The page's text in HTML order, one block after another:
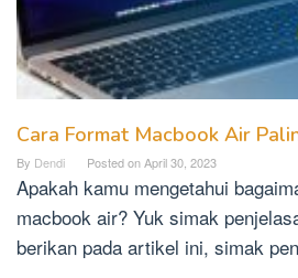
Cara Format Macbook Air
By Dendi Posted onApril 30, 2023
Apakah kamu mengetahui
macbook air? Yuk simak
berikan pada artikel ini, simak